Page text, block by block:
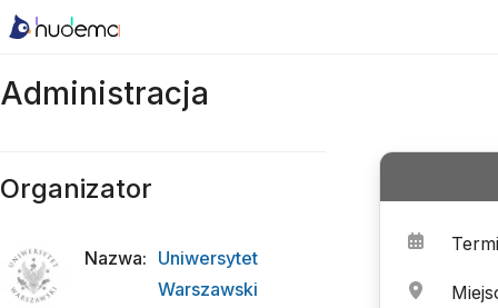
Administracja
Organizator
Nazwa: Uniwersytet
Warszawski